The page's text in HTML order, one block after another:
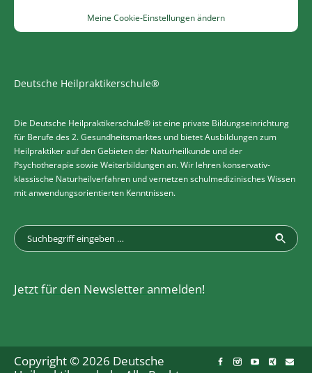
Meine Cookie-Einstellungen ändern
Deutsche Heilpraktikerschule®
Die Deutsche Heilpraktikerschule® ist eine private Bildungseinrichtung
für Berufe des 2. Gesundheitsmarktes und bietet Ausbildungen zum
Heilpraktiker auf den Gebieten der Naturheilkunde und der
Psychotherapie sowie Weiterbildungen an. Wir lehren konservativ-
klassische Naturheilverfahren und vernetzen schulmedizinisches Wissen
mit anwendungsorientierten Kenntnissen.
Jetzt für den Newsletter anmelden!
Copyright © 2026 Deutsche